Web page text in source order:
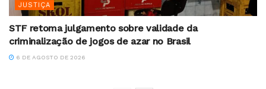
JUSTIÇA
STF retoma julgamento sobre validade da
criminalização de jogos de azar no Brasil
6 DE AGOSTO DE 2026